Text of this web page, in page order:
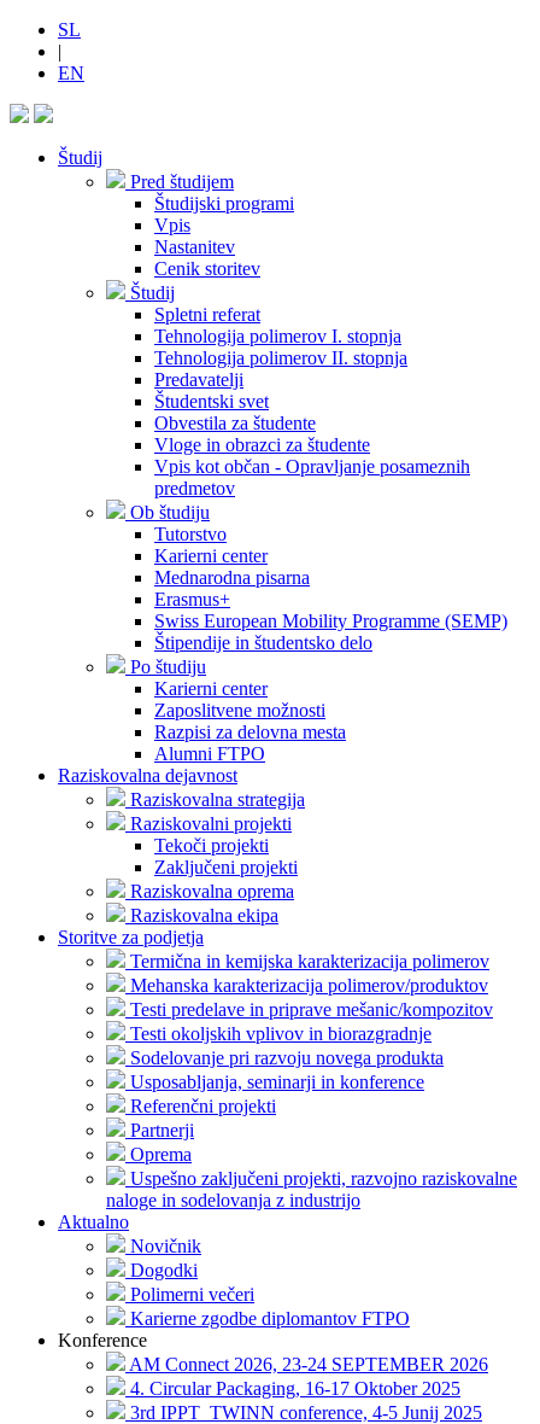
SL
|
EN
Študij
Pred študijem
Študijski programi
Vpis
Nastanitev
Cenik storitev
Študij
Spletni referat
Tehnologija polimerov I. stopnja
Tehnologija polimerov II. stopnja
Predavatelji
Študentski svet
Obvestila za študente
Vloge in obrazci za študente
Vpis kot občan - Opravljanje posameznih
predmetov
Ob študiju
Tutorstvo
Karierni center
Mednarodna pisarna
Erasmus+
Swiss European Mobility Programme (SEMP)
Štipendije in študentsko delo
Po študiju
Karierni center
Zaposlitvene možnosti
Razpisi za delovna mesta
Alumni FTPO
Raziskovalna dejavnost
Raziskovalna strategija
Raziskovalni projekti
Tekoči projekti
Zaključeni projekti
Raziskovalna oprema
Raziskovalna ekipa
Storitve za podjetja
Termična in kemijska karakterizacija polimerov
Mehanska karakterizacija polimerov/produktov
Testi predelave in priprave mešanic/kompozitov
Testi okoljskih vplivov in biorazgradnje
Sodelovanje pri razvoju novega produkta
Usposabljanja, seminarji in konference
Referenčni projekti
Partnerji
Oprema
Uspešno zaključeni projekti, razvojno raziskovalne
naloge in sodelovanja z industrijo
Aktualno
Novičnik
Dogodki
Polimerni večeri
Karierne zgodbe diplomantov FTPO
Konference
AM Connect 2026, 23-24 SEPTEMBER 2026
4. Circular Packaging, 16-17 Oktober 2025
3rd IPPT_TWINN conference, 4-5 Junij 2025